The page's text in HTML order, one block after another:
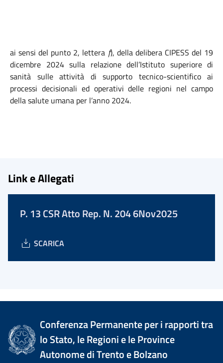
ai sensi del punto 2, lettera f), della delibera CIPESS del 19
dicembre 2024 sulla relazione dell’Istituto superiore di
sanità sulle attività di supporto tecnico-scientifico ai
processi decisionali ed operativi delle regioni nel campo
della salute umana per l’anno 2024.
Link e Allegati
P. 13 CSR Atto Rep. N. 204 6Nov2025
SCARICA
Conferenza Permanente per i rapporti tra
lo Stato, le Regioni e le Province
Autonome di Trento e Bolzano